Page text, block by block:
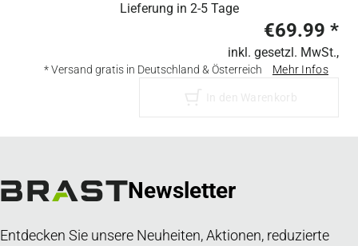
Lieferung in 2-5 Tage
€69.99 *
inkl. gesetzl. MwSt.,
* Versand gratis in Deutschland & Österreich Mehr Infos
Newsletter
Entdecken Sie unsere Neuheiten, Aktionen, reduzierte